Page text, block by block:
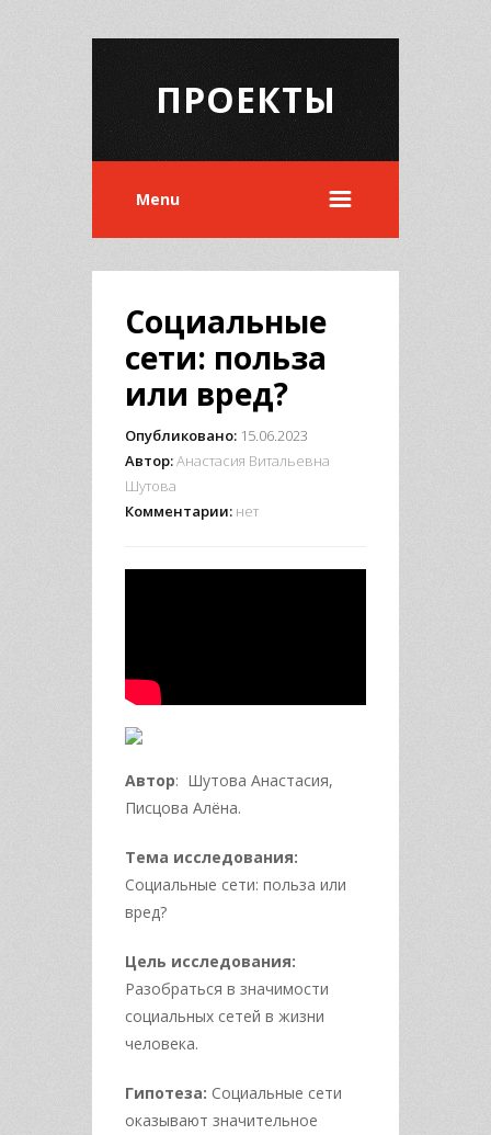
ПРОЕКТЫ
Menu
Социальные
сети: польза
или вред?
Опубликовано: 15.06.2023
Автор:Анастасия Витальевна
Шутова
Комментарии: нет
Автор: Шутова Анастасия,
Писцова Алёна.
Тема исследования:
Социальные сети: польза или
вред?
Цель исследования:
Разобраться в значимости
социальных сетей в жизни
человека.
Гипотеза: Социальные сети
оказывают значительное